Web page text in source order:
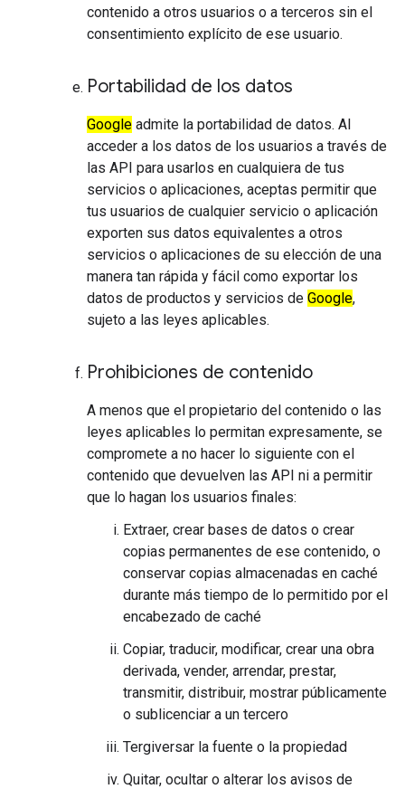
contenido a otros usuarios o a terceros sin el
consentimiento explícito de ese usuario.
Portabilidad de los datos
Google admite la portabilidad de datos. Al
acceder a los datos de los usuarios a través de
las API para usarlos en cualquiera de tus
servicios o aplicaciones, aceptas permitir que
tus usuarios de cualquier servicio o aplicación
exporten sus datos equivalentes a otros
servicios o aplicaciones de su elección de una
manera tan rápida y fácil como exportar los
datos de productos y servicios de Google,
sujeto a las leyes aplicables.
Prohibiciones de contenido
A menos que el propietario del contenido o las
leyes aplicables lo permitan expresamente, se
compromete a no hacer lo siguiente con el
contenido que devuelven las API ni a permitir
que lo hagan los usuarios finales:
Extraer, crear bases de datos o crear
copias permanentes de ese contenido, o
conservar copias almacenadas en caché
durante más tiempo de lo permitido por el
encabezado de caché
Copiar, traducir, modificar, crear una obra
derivada, vender, arrendar, prestar,
transmitir, distribuir, mostrar públicamente
o sublicenciar a un tercero
Tergiversar la fuente o la propiedad
Quitar, ocultar o alterar los avisos de